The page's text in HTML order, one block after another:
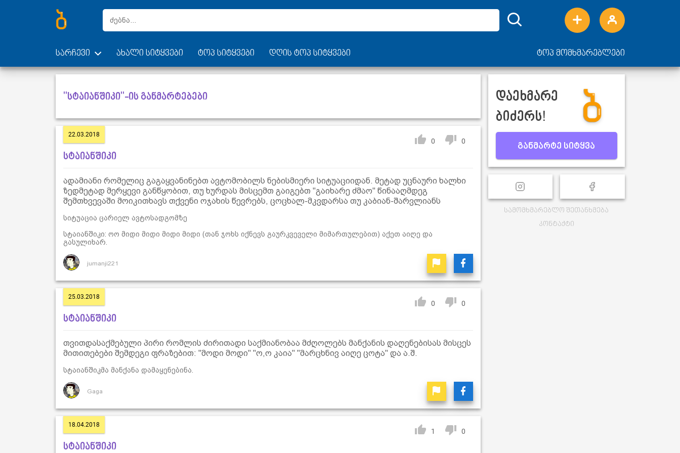
სარჩევი ახალი სიტყვები ტოპ სიტყვები დღის ტოპ სიტყვები ტოპ მომხმარებლები
"სტაიანშიკი"-ის განმარტებები
22.03.2018
0 0
სტაიანშიკი
ადამიანი რომელიც გაგაყვანინებთ ავტომობილს ნებისმიერი სიტუაციიდან. მეტად უცნაური ხალხი
ზედმეტად მერყევი განწყობით, თუ ხურდას მისცემთ გაიგებთ "გაიხარე ძმაო" წინააღმდეგ
შემთხვევაში მოიკითხავს თქვენი ოჯახის წევრებს, ცოცხალ-მკვდარსა თუ კაბიან-შარვლიანს
სიტუაცია ცარიელ ავტოსადგომზე
სტაიანშიკი: ოო მიდი მიდი მიდი მიდი (თან ჯოხს იქნევს გაურკვეველი მიმართულებით) აქეთ აიღე და
გასულიხარ.
jumanji221
25.03.2018
0 0
სტაიანშიკი
თვითდასაქმებული პირი რომლის ძირითადი საქმიანობაა მძღოლებს მანქანის დაღენებისას მისცეს
მითითებები შემდეგი ფრაზებით: "მოდი მოდი" "ო,ო კაია" "მარცხნივ აიღე ცოტა" და ა.შ.
სტაიანშიკმა მანქანა დამაყენებინა.
Gaga
18.04.2018
1 0
სტაიანშიკი
დაეხმარე
ბიძერს!
განმარტე სიტყვა
სამომხმარებლო შეთანხმება
კონტაქტი